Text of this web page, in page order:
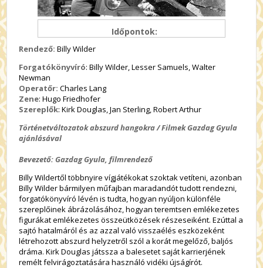
Időpontok:
Rendező: Billy Wilder
Forgatókönyvíró: Billy Wilder, Lesser Samuels, Walter
Newman
Operatőr: Charles Lang
Zene: Hugo Friedhofer
Szereplők: Kirk Douglas, Jan Sterling, Robert Arthur
Történetváltozatok abszurd hangokra / Filmek Gazdag Gyula
ajánlásával
Bevezető: Gazdag Gyula, filmrendező
Billy Wildertől többnyire vígjátékokat szoktak vetíteni, azonban
Billy Wilder bármilyen műfajban maradandót tudott rendezni,
forgatókönyvíró lévén is tudta, hogyan nyúljon különféle
szereplőinek ábrázolásához, hogyan teremtsen emlékezetes
figurákat emlékezetes összeütközések részeseiként. Ezúttal a
sajtó hatalmáról és az azzal való visszaélés eszközeként
létrehozott abszurd helyzetről szól a korát megelőző, baljós
dráma. Kirk Douglas játssza a balesetet saját karrierjének
remélt felvirágoztatására használó vidéki újságírót.